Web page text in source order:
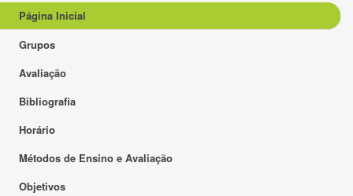
Página Inicial
Grupos
Avaliação
Bibliografia
Horário
Métodos de Ensino e Avaliação
Objetivos